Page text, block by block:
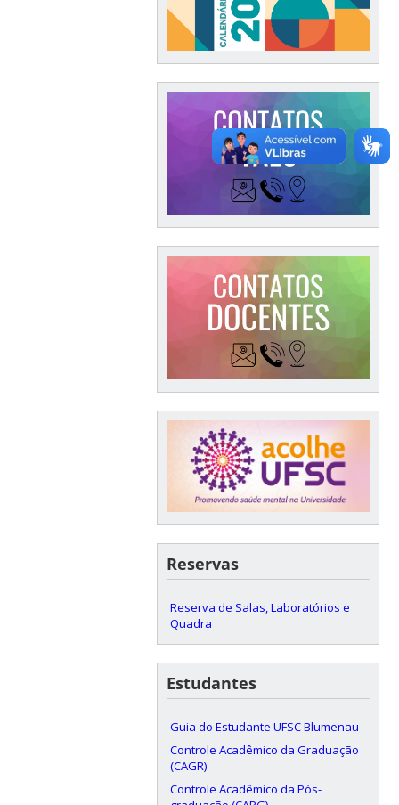
Reservas
Reserva de Salas, Laboratórios e
Quadra
Estudantes
Guia do Estudante UFSC Blumenau
Controle Acadêmico da Graduação
(CAGR)
Controle Acadêmico da Pós-